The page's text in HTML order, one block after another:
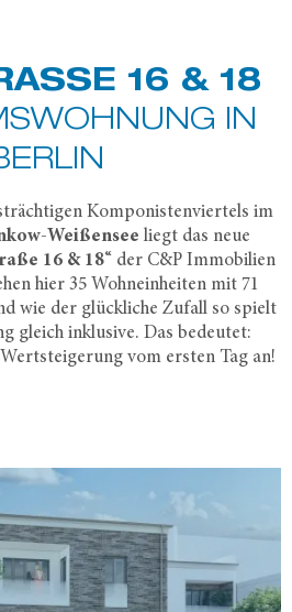
16 & 18
IN
Komponistenviertels im
Weißensee liegt das neue
16 & 18“ der C&P Immobilien
hier 35 Wohneinheiten mit 71
wie der glückliche Zufall so spielt
gleich inklusive. Das bedeutet:
vom ersten Tag an!